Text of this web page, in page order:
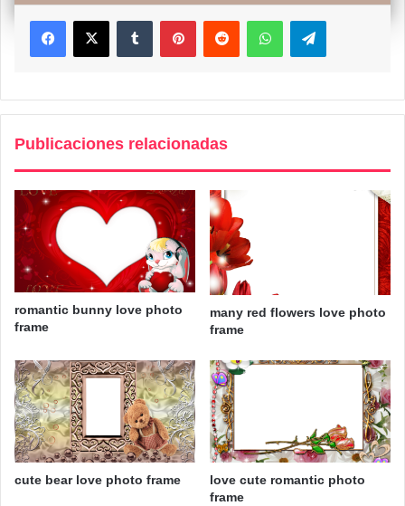
Facebook
X TumblrPinterestReddit WhatsAppTelegram
Publicaciones relacionadas
romantic bunny love photo
frame
many red flowers love photo
frame
cute bear love photo frame
love cute romantic photo
frame